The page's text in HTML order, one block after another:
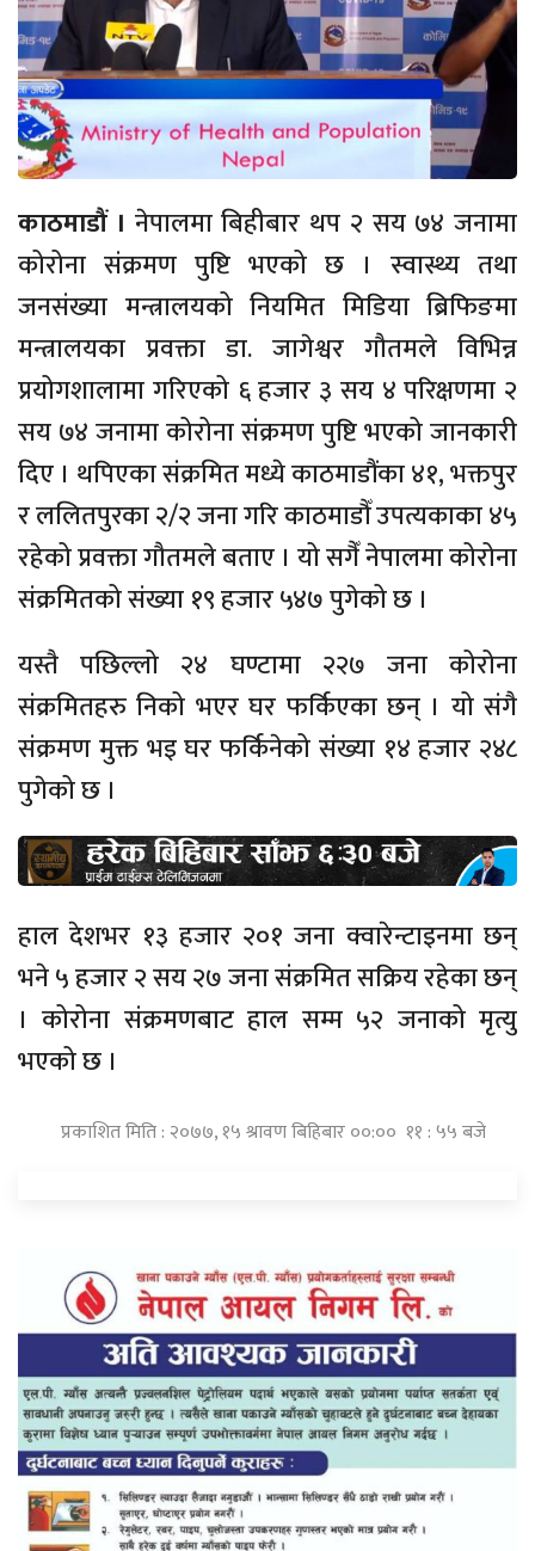
काठमाडौं । नेपालमा बिहीबार थप २ सय ७४ जनामा
कोरोना संक्रमण पुष्टि भएको छ । स्वास्थ्य तथा
जनसंख्या मन्त्रालयको नियमित मिडिया ब्रिफिङमा
मन्त्रालयका प्रवक्ता डा. जागेश्वर गौतमले विभिन्न
प्रयोगशालामा गरिएको ६ हजार ३ सय ४ परिक्षणमा २
सय ७४ जनामा कोरोना संक्रमण पुष्टि भएको जानकारी
दिए । थपिएका संक्रमित मध्ये काठमाडौंका ४१, भक्तपुर
र ललितपुरका २/२ जना गरि काठमाडौँ उपत्यकाका ४५
रहेको प्रवक्ता गौतमले बताए । यो सगैँ नेपालमा कोरोना
संक्रमितको संख्या १९ हजार ५४७ पुगेको छ ।
यस्तै पछिल्लो २४ घण्टामा २२७ जना कोरोना
संक्रमितहरु निको भएर घर फर्किएका छन् । यो संगै
संक्रमण मुक्त भइ घर फर्किनेको संख्या १४ हजार २४८
पुगेको छ ।
हाल देशभर १३ हजार २०१ जना क्वारेन्टाइनमा छन्
भने ५ हजार २ सय २७ जना संक्रमित सक्रिय रहेका छन्
। कोरोना संक्रमणबाट हाल सम्म ५२ जनाको मृत्यु
भएको छ ।
प्रकाशित मिति : २०७७, १५ श्रावण बिहिबार ००:०० ११ : ५५ बजे